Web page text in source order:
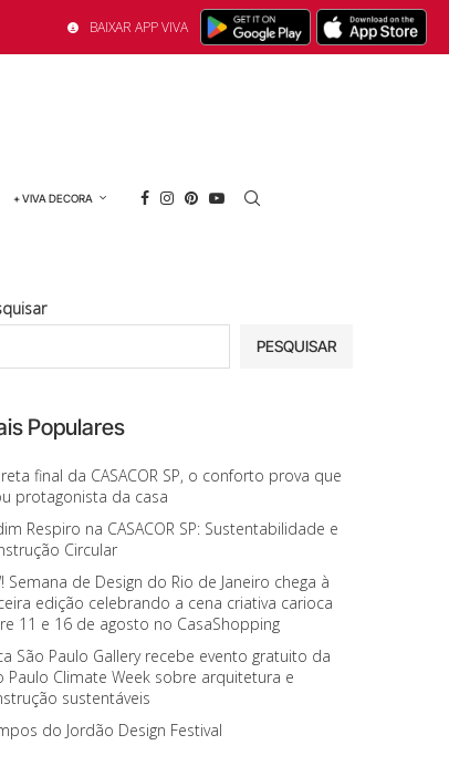
BAIXAR APP VIVA
+ VIVA DECORA
PESQUISAR
Populares
final da CASACOR SP, o conforto prova que
protagonista da casa
Respiro na CASACOR SP: Sustentabilidade e
Circular
Semana de Design do Rio de Janeiro chega à
edição celebrando a cena criativa carioca
11 e 16 de agosto no CasaShopping
São Paulo Gallery recebe evento gratuito da
Paulo Climate Week sobre arquitetura e
sustentáveis
do Jordão Design Festival